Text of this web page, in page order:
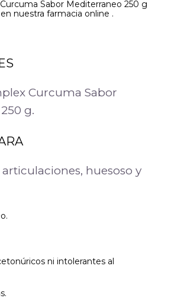
Sabor Mediterraneo 250 g
nuestra farmacia online .
Curcuma Sabor
g.
huesoso y
ni intolerantes al